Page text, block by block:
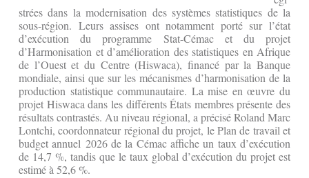
strées dans la modernisation des systèmes statistiques de la
sous-région. Leurs assises ont notamment porté sur l’état
d’exécution du programme Stat-Cémac et du projet
d’Harmonisation et d’amélioration des statistiques en Afrique
de l’Ouest et du Centre (Hiswaca), financé par la Banque
mondiale, ainsi que sur les mécanismes d’harmonisation de la
production statistique communautaire. La mise en œuvre du
projet Hiswaca dans les différents États membres présente des
résultats contrastés. Au niveau régional, a précisé Roland Marc
Lontchi, coordonnateur régional du projet, le Plan de travail et
budget annuel 2026 de la Cémac affiche un taux d’exécution
de 14,7 %, tandis que le taux global d’exécution du projet est
estimé à 52,6 %.